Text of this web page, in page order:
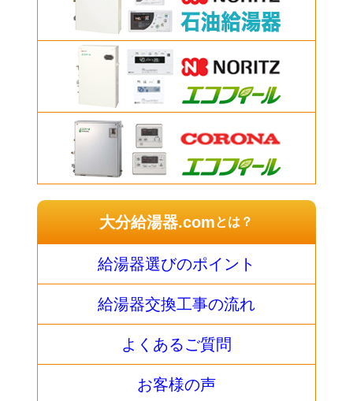
大分給湯器.comとは？
給湯器選びのポイント
給湯器交換工事の流れ
よくあるご質問
お客様の声